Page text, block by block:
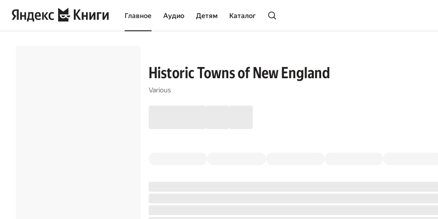
Главное Аудио Детям Каталог
Historic Towns of New England
Various